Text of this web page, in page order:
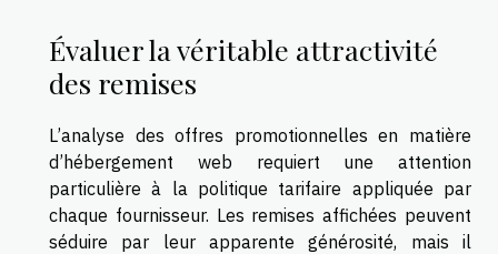
Évaluer la véritable attractivité
des remises
L’analyse des offres promotionnelles en matière
d’hébergement web requiert une attention
particulière à la politique tarifaire appliquée par
chaque fournisseur. Les remises affichées peuvent
séduire par leur apparente générosité, mais il